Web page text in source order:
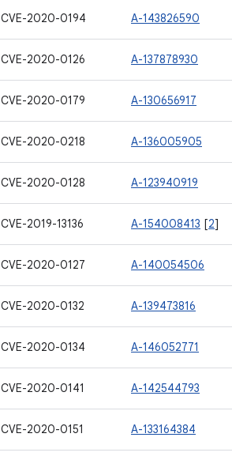
CVE-2020-0194 A-143826590
CVE-2020-0126 A-137878930
CVE-2020-0179 A-130656917
CVE-2020-0218 A-136005905
CVE-2020-0128 A-123940919
CVE-2019-13136 A-154008413 [2]
CVE-2020-0127 A-140054506
CVE-2020-0132 A-139473816
CVE-2020-0134 A-146052771
CVE-2020-0141 A-142544793
CVE-2020-0151 A-133164384